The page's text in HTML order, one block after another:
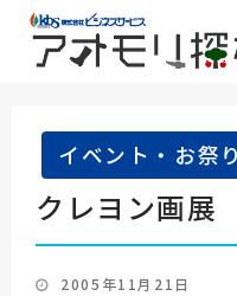
イベント・お祭
クレヨン画展
投
2005年11月21日